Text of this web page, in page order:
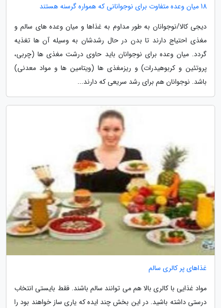
18 میان وعده متفاوت برای نوجوانانی که همواره گرسنه هستند
دیجی کالا/نوجوانان به طور مداوم به غذاها و میان وعده های سالم و
مغذی احتیاج دارند تا بدن در حال رشدشان به وسیله آن ها تغذیه
گردد. میان وعده برای نوجوانان باید حاوی درشت مغذی ها (چربی،
پروتئین و کربوهیدرات) و ریزمغذی ها (ویتامین ها و مواد معدنی)
باشد. نوجوانان هم برای رشد سریعی که دارند...
غذاهای پر کالری سالم
مواد غذایی با کالری بالا هم می توانند سالم باشند. فقط بایستی انتخاب
درستی داشته باشید. در این بخش چند ایده که یاری ساز خواهند بود را